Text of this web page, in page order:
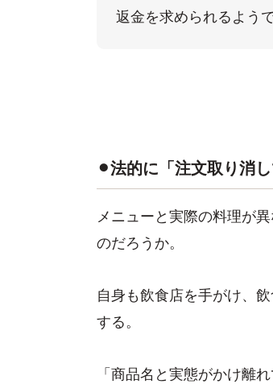
返金を求められるよう
⚫︎法的に「注文取り消
メニューと実際の料理が
のだろうか。
自身も飲食店を手がけ、
する。
「商品名と実態がかけ離